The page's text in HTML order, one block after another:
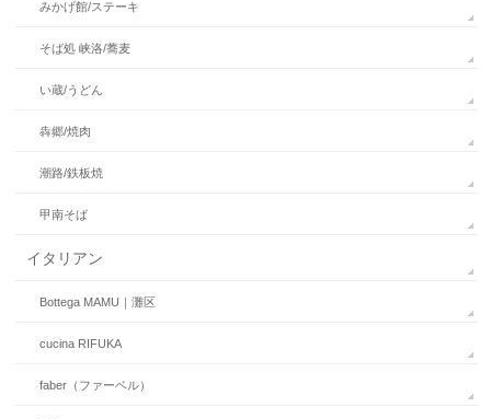
みかげ館/ステーキ
そば処 峡洛/蕎麦
い蔵/うどん
犇郷/焼肉
潮路/鉄板焼
甲南そば
イタリアン
Bottega MAMU｜灘区
cucina RIFUKA
faber（ファーベル）